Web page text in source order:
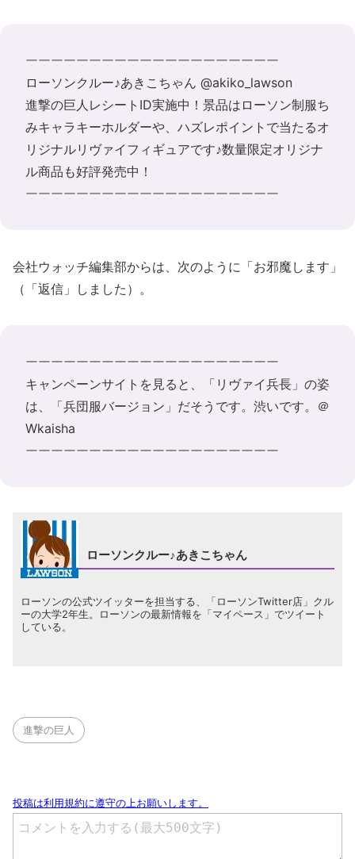
ーーーーーーーーーーーーーーーーーーーー
ローソンクルー♪あきこちゃん ‏@akiko_lawson
進撃の巨人レシートID実施中！景品はローソン制服ち
みキャラキーホルダーや、ハズレポイントで当たるオ
リジナルリヴァイフィギュアです♪数量限定オリジナ
ル商品も好評発売中！
ーーーーーーーーーーーーーーーーーーーー
会社ウォッチ編集部からは、次のように「お邪魔します」
（「返信」しました）。
ーーーーーーーーーーーーーーーーーーーー
キャンペーンサイトを見ると、「リヴァイ兵長」の姿
は、「兵団服バージョン」だそうです。渋いです。＠
Wkaisha
ーーーーーーーーーーーーーーーーーーーー
ローソンクルー♪あきこちゃん
ローソンの公式ツイッターを担当する、「ローソンTwitter店」クル
ーの大学2年生。ローソンの最新情報を「マイペース」でツイート
している。
進撃の巨人